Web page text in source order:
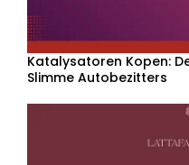
Katalysatoren Kopen:
Slimme Autobezitters